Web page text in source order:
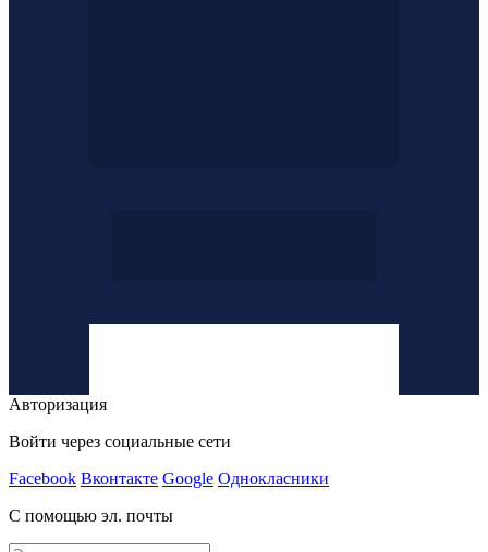
Авторизация
Войти через социальные сети
Facebook Вконтакте Google Однокласники
С помощью эл. почты